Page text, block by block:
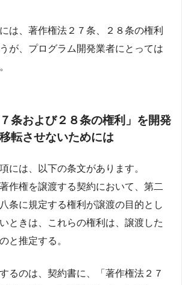
は、著作権法２７条、２８条の権利
が、プログラム開発業者にとっては
７条および２８条の権利」を開発
転させないためには
には、以下の条文があります。
権を譲渡する契約において、第二
条に規定する権利が譲渡の目的とし
ときは、これらの権利は、譲渡した
と推定する。
るのは、契約書に、「著作権法２７